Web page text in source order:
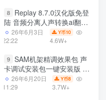
8
Replay 8.7.0汉化版免登
陆 音频分离人声转换ai翻唱
支持50系显卡 一键安装
WiN
26年6月3日
22:22
Y币10
4.6W+
9 SAM机架精调效果包 声
卡调试安装包一键安装版 带
插件包预设效果文件
26年6月20日
11:29
Y币8
3.7W+